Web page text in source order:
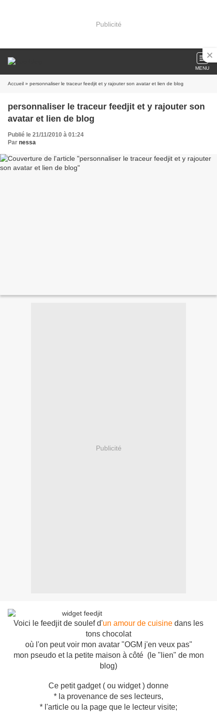
Publicité
MENU
Accueil » personnaliser le traceur feedjit et y rajouter son avatar et lien de blog
personnaliser le traceur feedjit et y rajouter son
avatar et lien de blog
Publié le 21/11/2010 à 01:24
Par nessa
Publicité
Voici le feedjit de soulef d'un amour de cuisine dans les
tons chocolat
où l'on peut voir mon avatar "OGM j'en veux pas"
mon pseudo et la petite maison à côté (le "lien" de mon
blog)
Ce petit gadget ( ou widget ) donne
* la provenance de ses lecteurs,
* l'article ou la page que le lecteur visite;